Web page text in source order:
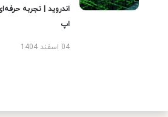
اندروید | تجربه
اپ
04 اسفند 1404